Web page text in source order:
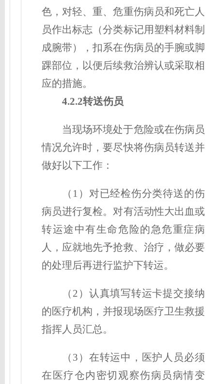
色，对轻、重、危重伤病员和死亡人
员作出标志（分类标记用塑料材料制
成腕带），扣系在伤病员的手腕或脚
踝部位，以便后续救治辨认或采取相
应的措施。
4.2.2转送伤员
当现场环境处于危险或在伤病员
情况允许时，要尽快将伤病员转送并
做好以下工作：
（1）对已经检伤分类待送的伤
病员进行复检。对有活动性大出血或
转运途中有生命危险的急危重症病
人，应就地先予抢救、治疗，做必要
的处理后再进行监护下转运。
（2）认真填写转运卡提交接纳
的医疗机构，并报现场医疗卫生救援
指挥人员汇总。
（3）在转运中，医护人员必须
在医疗仓内密切观察伤病员病情变